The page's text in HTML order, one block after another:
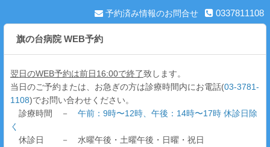
予約済み情報のお問合せ 0337811108
旗の台病院 WEB予約
翌日のWEB予約は前日16:00で終了致します。
当日のご予約または、お急ぎの方は診療時間内にお電話(03-3781-
1108)でお問い合わせください。
診療時間 － 午前：9時〜12時、午後：14時〜17時 休診日除
く
休診日 － 水曜午後・土曜午後・日曜・祝日